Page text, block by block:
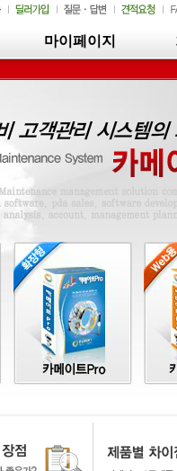
마이페이지